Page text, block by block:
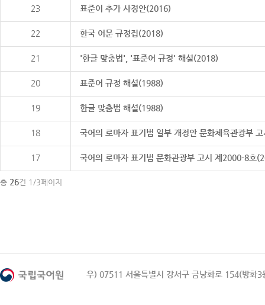
23 표준어 추가 사정안(2016)
22 한국 어문 규정집(2018)
21 '한글 맞춤법', '표준어 규정' 해설(2018)
20 표준어 규정 해설(1988)
19 한글 맞춤법 해설(1988)
18 국어의 로마자 표기법 일부 개정안 문화체육관광부
17 국어의 로마자 표기법 문화관광부 고시 제2000-8호
총 26건 1/3페이지
우) 07511 서울특별시 강서구 금낭화로 154(방화3